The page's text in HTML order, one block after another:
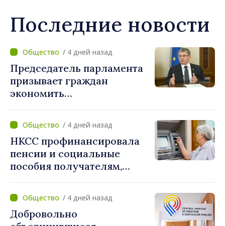
Последние новости
/ 4 дней назад
Председатель парламента
призывает граждан
экономить
каждый сократит
потребление энергии, мы
внесём свой вклад в
поддержание
стабильности системы»
/ 4 дней назад
НКСС профинансировала
пенсии и социальные
пособия получателям,
карты
/ 4 дней назад
Добровольно